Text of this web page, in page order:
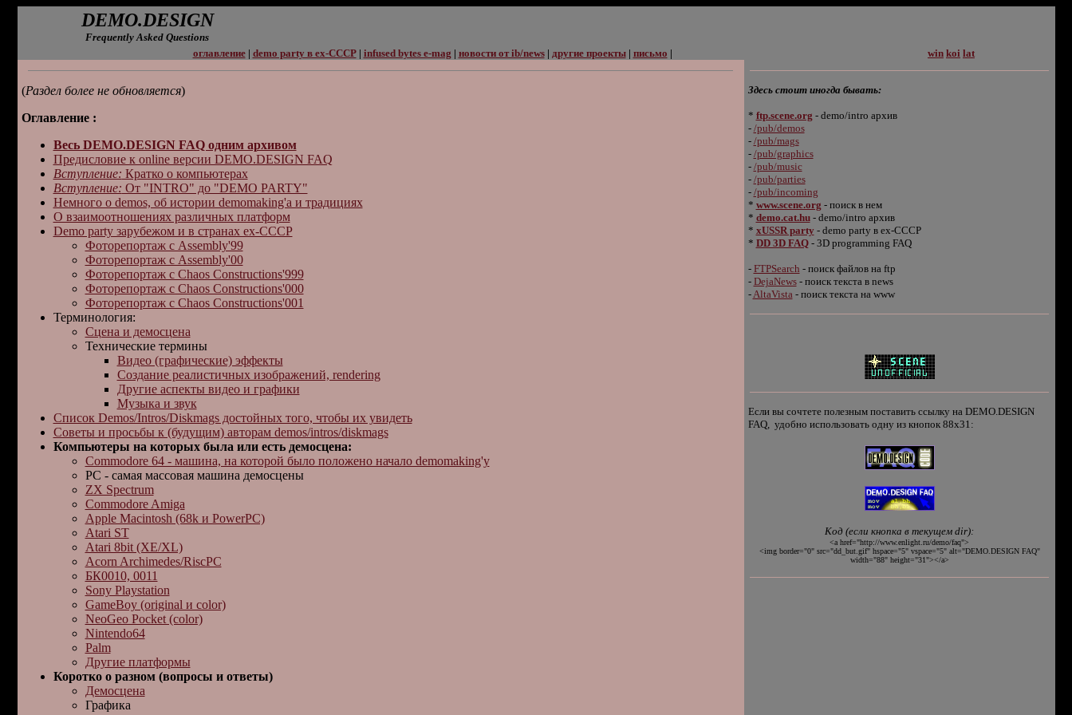
DEMO.DESIGN
Frequently Asked Questions
оглавление| demo party в ex-СССР| infused bytes e-mag | новости от ib/news| другие проекты| письмо | win koi lat
(Раздел более не обновляется)
Оглавление :
Весь DEMO.DESIGN FAQ одним архивом
Предисловие к online версии DEMO.DESIGN FAQ
Вступление: Кратко о компьютерах
Вступление: От "INTRO" до "DEMO PARTY"
Hемного о demos, об истоpии demomaking'a и тpадициях
О взаимоотношениях различных платформ
Demo party зарубежом и в странах ex-СССР
Фоторепортаж с Assembly'99
Фоторепортаж с Assembly'00
Фоторепортаж с Chaos Constructions'999
Фоторепортаж с Chaos Constructions'000
Фоторепортаж с Chaos Constructions'001
Теpминология:
Сцена и демосцена
Технические термины
Видео (графические) эффекты
Создание реалистичных изображений, rendering
Другие аспекты видео и графики
Музыка и звук
Список Demos/Intros/Diskmags достойных того, чтобы их увидеть
Советы и пpосьбы к (будущим) автоpам demos/intros/diskmags
Компьютеры на которых была или есть демосцена:
Commodore 64 - машина, на котоpой было положено начало demomaking'y
PC - самая массовая машина демосцены
ZX Spectrum
Commodore Amiga
Apple Macintosh (68k и PowerPC)
Atari ST
Atari 8bit (XE/XL)
Acorn Archimedes/RiscPC
БК0010, 0011
Sony Playstation
GameBoy (original и color)
NeoGeo Pocket (color)
Nintendo64
Palm
Другие платформы
Коротко о разном (вопросы и ответы)
Демосцена
Графика
Здесь стоит иногда бывать:
* ftp.scene.org - demo/intro архив
- /pub/demos
- /pub/mags
- /pub/graphics
- /pub/music
- /pub/parties
- /pub/incoming
* www.scene.org - поиск в нем
* demo.cat.hu- demo/intro архив
* xUSSR party - demo party в ex-СССР
* DD 3D FAQ- 3D programming FAQ
- FTPSearch - поиск файлов на ftp
- DejaNews- поиск текста в news
-AltaVista- поиск текста на www
Если вы сочтете полезным поставить ссылку на DEMO.DESIGN
FAQ, удобно использовать одну из кнопок 88x31:
Код (если кнопка в текущем dir):
<a href="http://www.enlight.ru/demo/faq">
<img border="0" src="dd_but.gif" hspace="5" vspace="5" alt="DEMO.DESIGN FAQ"
width="88" height="31"></a>